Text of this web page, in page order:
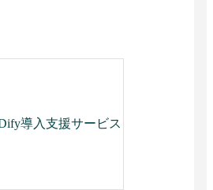
導入支援サービス